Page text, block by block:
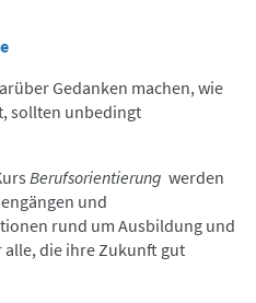
Gedanken machen, wie
sollten unbedingt
Berufsorientierung werden
und
rund um Ausbildung und
alle, die ihre Zukunft gut